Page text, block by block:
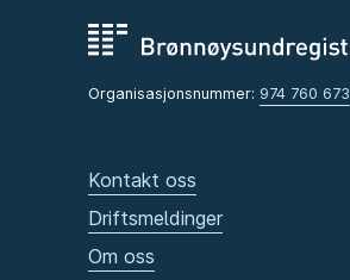
Organisasjonsnummer: 974 760 673
Kontakt oss
Driftsmeldinger
Om oss